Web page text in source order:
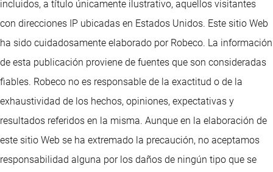
incluidos, a título únicamente ilustrativo, aquellos visitantes
con direcciones IP ubicadas en Estados Unidos. Este sitio Web
ha sido cuidadosamente elaborado por Robeco. La información
de esta publicación proviene de fuentes que son consideradas
fiables. Robeco no es responsable de la exactitud o de la
exhaustividad de los hechos, opiniones, expectativas y
resultados referidos en la misma. Aunque en la elaboración de
este sitio Web se ha extremado la precaución, no aceptamos
responsabilidad alguna por los daños de ningún tipo que se